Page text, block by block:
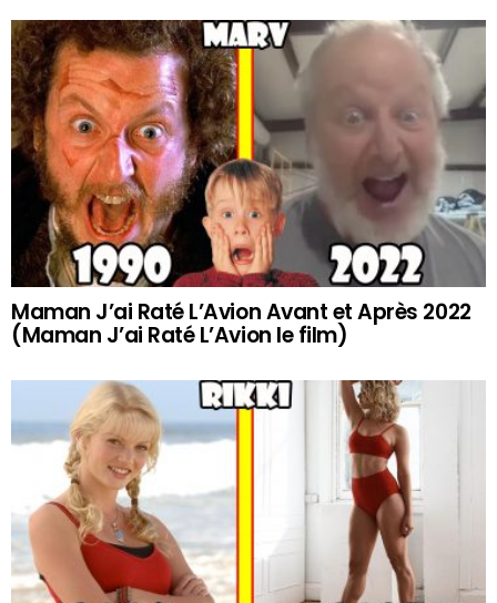
Maman J’ai Raté L’Avion Avant et Après 2022
(Maman J’ai Raté L’Avion le film)